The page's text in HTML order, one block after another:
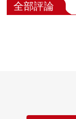
全部評論